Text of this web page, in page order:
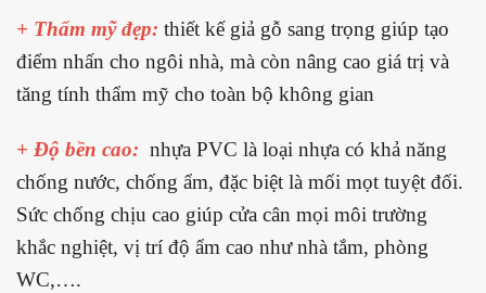
+ Thẩm mỹ đẹp: thiết kế giả gỗ sang trọng giúp tạo
điểm nhấn cho ngôi nhà, mà còn nâng cao giá trị và
tăng tính thẩm mỹ cho toàn bộ không gian
+ Độ bền cao: nhựa PVC là loại nhựa có khả năng
chống nước, chống ẩm, đặc biệt là mối mọt tuyệt đối.
Sức chống chịu cao giúp cửa cân mọi môi trường
khắc nghiệt, vị trí độ ẩm cao như nhà tắm, phòng
WC,….